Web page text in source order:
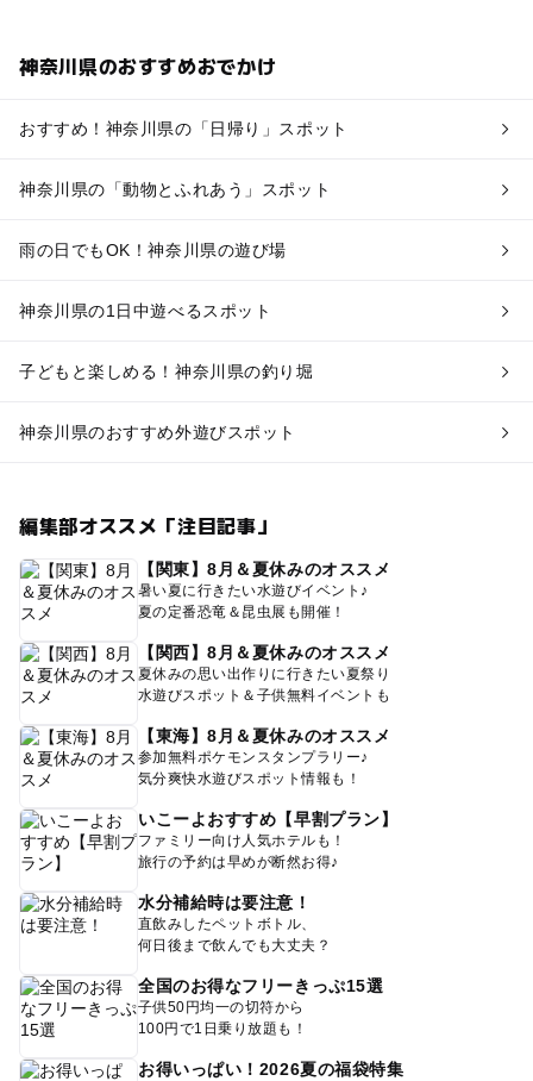
神奈川県のおすすめおでかけ
おすすめ！神奈川県の「日帰り」スポット
神奈川県の「動物とふれあう」スポット
雨の日でもOK！神奈川県の遊び場
神奈川県の1日中遊べるスポット
子どもと楽しめる！神奈川県の釣り堀
神奈川県のおすすめ外遊びスポット
編集部オススメ「注目記事」
【関東】8月＆夏休みのオススメ
暑い夏に行きたい水遊びイベント♪
夏の定番恐竜＆昆虫展も開催！
【関西】8月＆夏休みのオススメ
夏休みの思い出作りに行きたい夏祭り
水遊びスポット＆子供無料イベントも
【東海】8月＆夏休みのオススメ
参加無料ポケモンスタンプラリー♪
気分爽快水遊びスポット情報も！
いこーよおすすめ【早割プラン】
ファミリー向け人気ホテルも！
旅行の予約は早めが断然お得♪
水分補給時は要注意！
直飲みしたペットボトル、
何日後まで飲んでも大丈夫？
全国のお得なフリーきっぷ15選
子供50円均一の切符から
100円で1日乗り放題も！
お得いっぱい！2026夏の福袋特集